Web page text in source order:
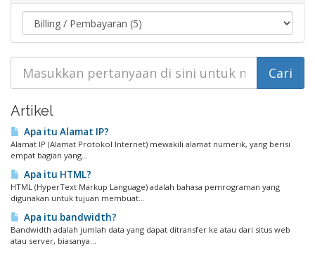
Artikel
Apa itu Alamat IP?
Alamat IP (Alamat Protokol Internet) mewakili alamat numerik, yang berisi
empat bagian yang...
Apa itu HTML?
HTML (HyperText Markup Language) adalah bahasa pemrograman yang
digunakan untuk tujuan membuat...
Apa itu bandwidth?
Bandwidth adalah jumlah data yang dapat ditransfer ke atau dari situs web
atau server, biasanya...